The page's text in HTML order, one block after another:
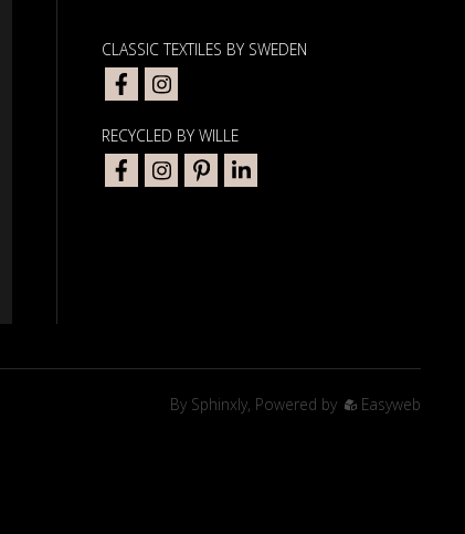
CLASSIC TEXTILES BY SWEDEN
RECYCLED BY WILLE
By Sphinxly, Powered by Easyweb